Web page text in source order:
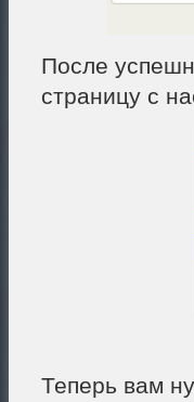
После
страницу с
Теперь вам